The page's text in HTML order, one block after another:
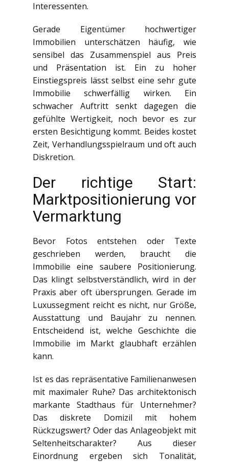
Interessenten.
Gerade Eigentümer hochwertiger
Immobilien unterschätzen häufig, wie
sensibel das Zusammenspiel aus Preis
und Präsentation ist. Ein zu hoher
Einstiegspreis lässt selbst eine sehr gute
Immobilie schwerfällig wirken. Ein
schwacher Auftritt senkt dagegen die
gefühlte Wertigkeit, noch bevor es zur
ersten Besichtigung kommt. Beides kostet
Zeit, Verhandlungsspielraum und oft auch
Diskretion.
Der richtige Start:
Marktpositionierung vor
Vermarktung
Bevor Fotos entstehen oder Texte
geschrieben werden, braucht die
Immobilie eine saubere Positionierung.
Das klingt selbstverständlich, wird in der
Praxis aber oft übersprungen. Gerade im
Luxussegment reicht es nicht, nur Größe,
Ausstattung und Baujahr zu nennen.
Entscheidend ist, welche Geschichte die
Immobilie im Markt glaubhaft erzählen
kann.
Ist es das repräsentative Familienanwesen
mit maximaler Ruhe? Das architektonisch
markante Stadthaus für Unternehmer?
Das diskrete Domizil mit hohem
Rückzugswert? Oder das Anlageobjekt mit
Seltenheitscharakter? Aus dieser
Einordnung ergeben sich Tonalität,